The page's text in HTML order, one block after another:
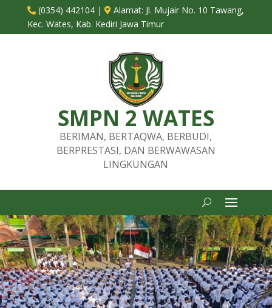
 (0354) 442104|  Alamat: Jl. Mujair No. 10 Tawang,
Kec. Wates, Kab. Kediri Jawa Timur
SMPN 2 WATES
BERIMAN, BERTAQWA, BERBUDI,
BERPRESTASI, DAN BERWAWASAN
LINGKUNGAN